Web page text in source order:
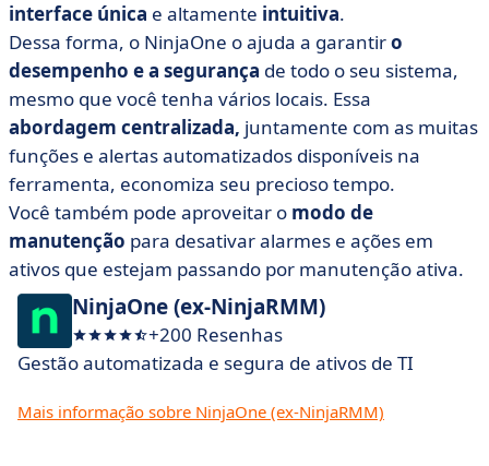
interface única e altamente intuitiva.
Dessa forma, o NinjaOne o ajuda a garantiro
desempenho e a segurança de todo o seu sistema,
mesmo que você tenha vários locais. Essa
abordagem centralizada, juntamente com as muitas
funções e alertas automatizados disponíveis na
ferramenta, economiza seu precioso tempo.
Você também pode aproveitar o modo de
manutenção para desativar alarmes e ações em
ativos que estejam passando por manutenção ativa.
NinjaOne (ex-NinjaRMM)
+200 Resenhas
Gestão automatizada e segura de ativos de TI
Mais informação sobre NinjaOne (ex-NinjaRMM)